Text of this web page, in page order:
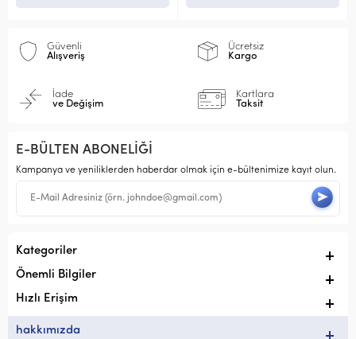
Güvenli
Alışveriş
Ücretsiz
Kargo
İade
ve Değişim
Kartlara
Taksit
E-BÜLTEN ABONELİĞİ
Kampanya ve yeniliklerden haberdar olmak için e-bültenimize kayıt olun.
Kategoriler
Önemli Bilgiler
Hızlı Erişim
hakkımızda